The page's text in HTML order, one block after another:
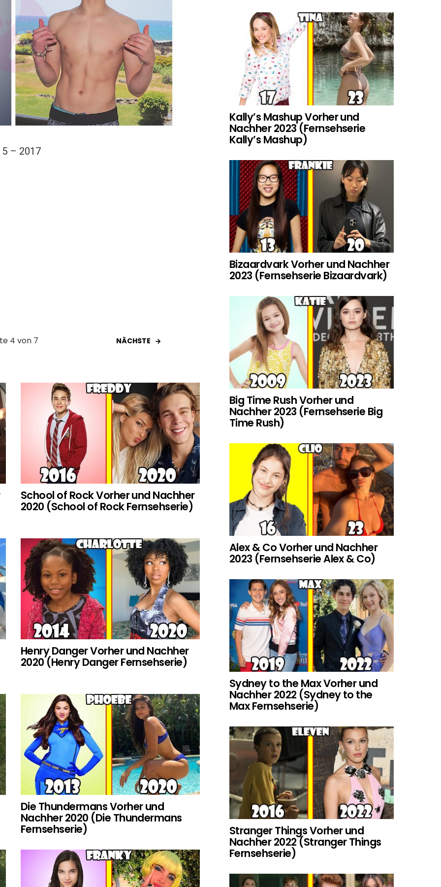
– 2017
4 von 7 NÄCHSTE
School of Rock Vorher und Nachher
2020 (School of Rock Fernsehserie)
Henry Danger Vorher und Nachher
2020 (Henry Danger Fernsehserie)
Die Thundermans Vorher und
Nachher 2020 (Die Thundermans
Fernsehserie)
Kally’s Mashup Vorher und
Nachher 2023 (Fernsehserie
Kally’s Mashup)
Bizaardvark Vorher und Nachher
2023 (Fernsehserie Bizaardvark)
Big Time Rush Vorher und
Nachher 2023 (Fernsehserie Big
Time Rush)
Alex & Co Vorher und Nachher
2023 (Fernsehserie Alex & Co)
Sydney to the Max Vorher und
Nachher 2022 (Sydney to the
Max Fernsehserie)
Stranger Things Vorher und
Nachher 2022 (Stranger Things
Fernsehserie)